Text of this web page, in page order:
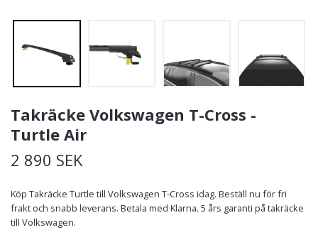
Takräcke Volkswagen T-Cross -
Turtle Air
2 890 SEK
Köp Takräcke Turtle till Volkswagen T-Cross idag. Beställ nu för fri
frakt och snabb leverans. Betala med Klarna. 5 års garanti på takräcke
till Volkswagen.